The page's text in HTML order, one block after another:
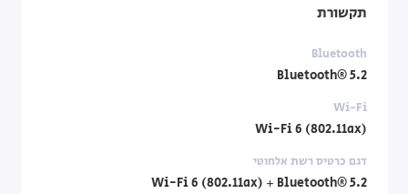
תקשורת
Bluetooth
Bluetooth® 5.2
Wi-Fi
Wi-Fi 6 (802.11ax)
דגם כרטיס רשת אלחוטי
Wi-Fi 6 (802.11ax) + Bluetooth® 5.2